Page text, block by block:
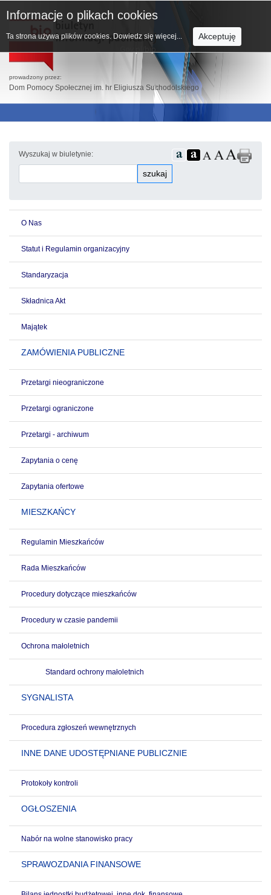
prowadzony przez:
Dom Pomocy Społecznej im. hr Eligiusza Suchodolskiego
Wyszukaj w biuletynie:
szukaj
O Nas
Statut i Regulamin organizacyjny
Standaryzacja
Składnica Akt
Majątek
ZAMÓWIENIA PUBLICZNE
Przetargi nieograniczone
Przetargi ograniczone
Przetargi - archiwum
Zapytania o cenę
Zapytania ofertowe
MIESZKAŃCY
Regulamin Mieszkańców
Rada Mieszkańców
Procedury dotyczące mieszkańców
Procedury w czasie pandemii
Ochrona małoletnich
Standard ochrony małoletnich
SYGNALISTA
Procedura zgłoszeń wewnętrznych
INNE DANE UDOSTĘPNIANE PUBLICZNIE
Protokoły kontroli
OGŁOSZENIA
Nabór na wolne stanowisko pracy
SPRAWOZDANIA FINANSOWE
Informacje o plikach cookies
Ta strona używa plików cookies. Dowiedz się więcej... Akceptuję